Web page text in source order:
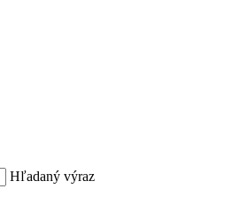
Hľadaný výraz